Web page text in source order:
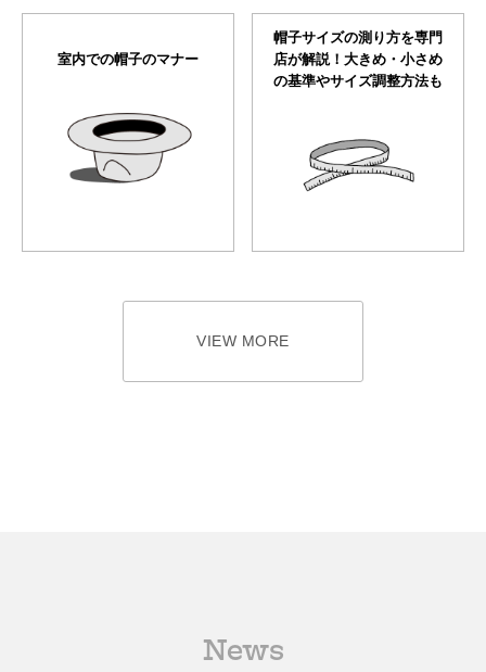
室内での帽子のマナー
帽子サイズの測り方を専門
店が解説！大きめ・小さめ
の基準やサイズ調整方法も
VIEW MORE
News